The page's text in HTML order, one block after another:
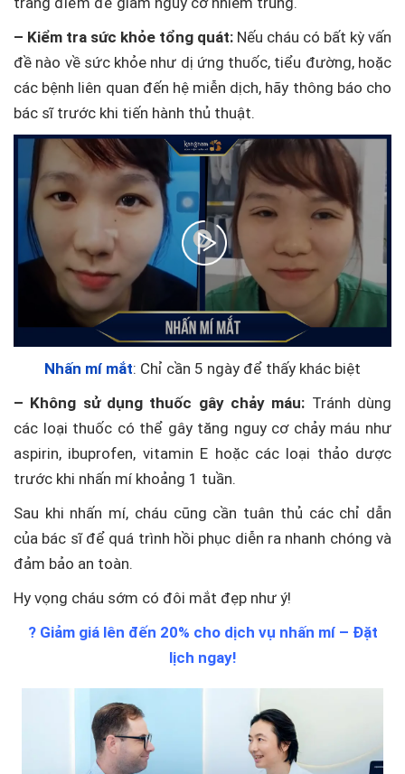
– Kiểm tra sức khỏe tổng quát: Nếu cháu có bất kỳ vấn
đề nào về sức khỏe như dị ứng thuốc, tiểu đường, hoặc
các bệnh liên quan đến hệ miễn dịch, hãy thông báo cho
bác sĩ trước khi tiến hành thủ thuật.
Nhấn mí mắt: Chỉ cần 5 ngày để thấy khác biệt
– Không sử dụng thuốc gây chảy máu: Tránh dùng
các loại thuốc có thể gây tăng nguy cơ chảy máu như
aspirin, ibuprofen, vitamin E hoặc các loại thảo dược
trước khi nhấn mí khoảng 1 tuần.
Sau khi nhấn mí, cháu cũng cần tuân thủ các chỉ dẫn
của bác sĩ để quá trình hồi phục diễn ra nhanh chóng và
đảm bảo an toàn.
Hy vọng cháu sớm có đôi mắt đẹp như ý!
? Giảm giá lên đến 20% cho dịch vụ nhấn mí – Đặt
lịch ngay!